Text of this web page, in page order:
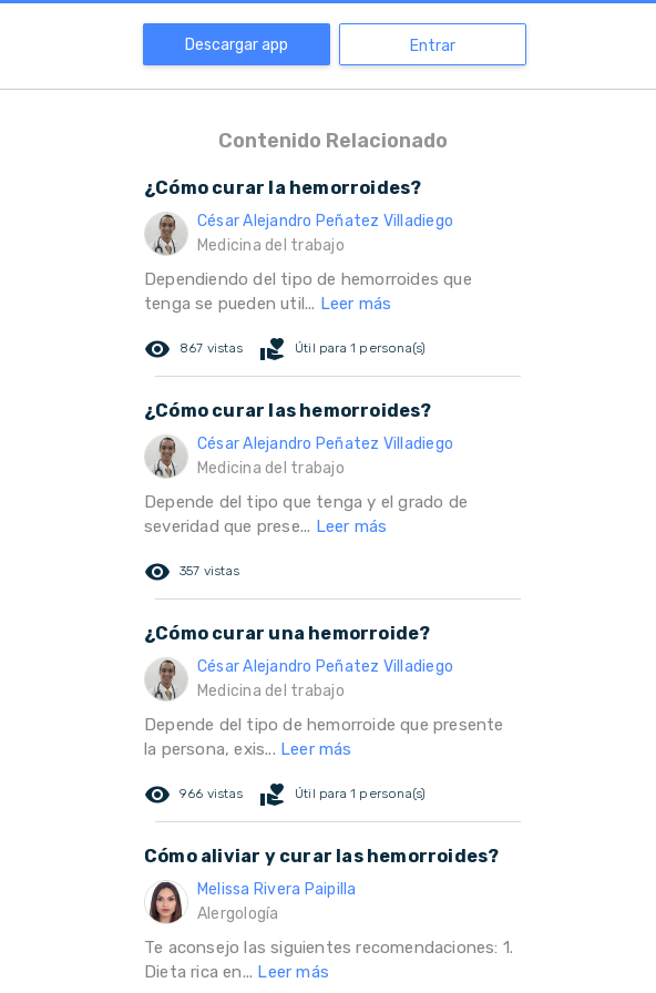
Descargar app Entrar
Contenido Relacionado
¿Cómo curar la hemorroides?
César Alejandro Peñatez Villadiego
Medicina del trabajo
Dependiendo del tipo de hemorroides que
tenga se pueden util... Leer más
remove_red_eye 867 vistas volunteer_activism Útil para 1 persona(s)
¿Cómo curar las hemorroides?
César Alejandro Peñatez Villadiego
Medicina del trabajo
Depende del tipo que tenga y el grado de
severidad que prese... Leer más
remove_red_eye 357 vistas
¿Cómo curar una hemorroide?
César Alejandro Peñatez Villadiego
Medicina del trabajo
Depende del tipo de hemorroide que presente
la persona, exis... Leer más
remove_red_eye 966 vistas volunteer_activism Útil para 1 persona(s)
Cómo aliviar y curar las hemorroides?
Melissa Rivera Paipilla
Alergología
Te aconsejo las siguientes recomendaciones: 1.
Dieta rica en... Leer más